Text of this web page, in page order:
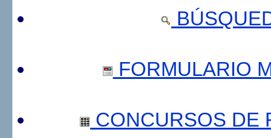
FORMULARIO
CONCURSOS DE